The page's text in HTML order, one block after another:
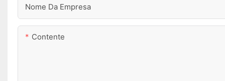
Nome Da Empresa
Contente